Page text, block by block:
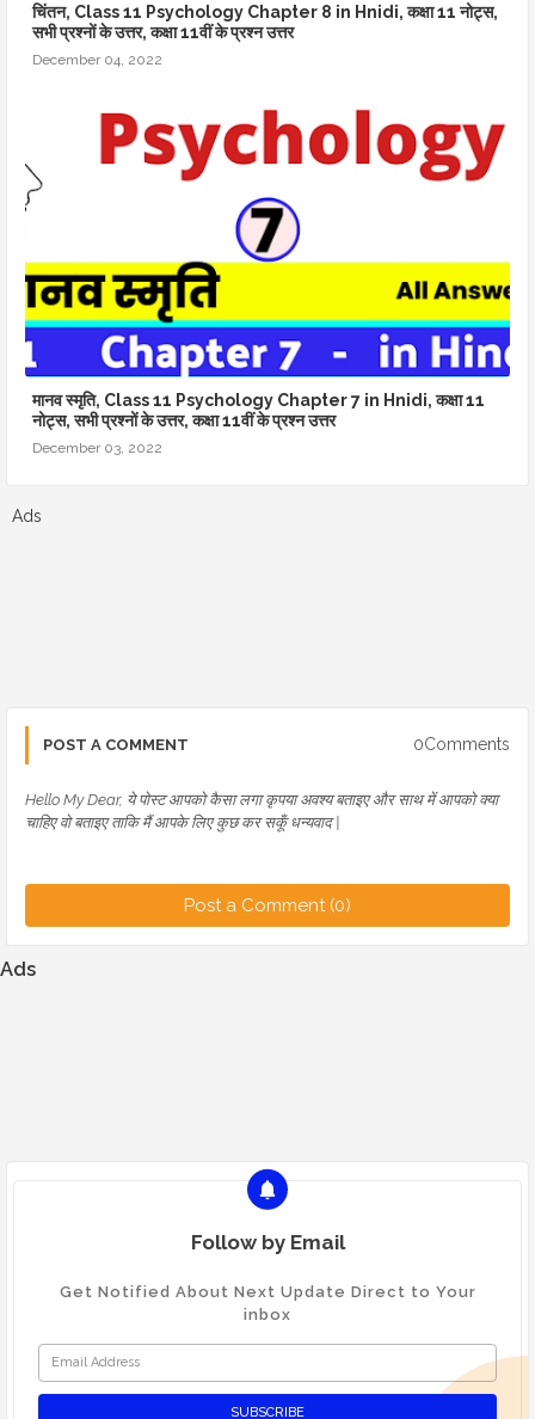
चिंतन, Class 11 Psychology Chapter 8 in Hnidi, कक्षा 11 नोट्स,
सभी प्रश्नों के उत्तर, कक्षा 11वीं के प्रश्न उत्तर
December 04, 2022
मानव स्मृति, Class 11 Psychology Chapter 7 in Hnidi, कक्षा 11
नोट्स, सभी प्रश्नों के उत्तर, कक्षा 11वीं के प्रश्न उत्तर
December 03, 2022
Ads
POST A COMMENT 0Comments
Hello My Dear, ये पोस्ट आपको कैसा लगा कृपया अवश्य बताइए और साथ में आपको क्या
चाहिए वो बताइए ताकि मैं आपके लिए कुछ कर सकूँ धन्यवाद |
Post a Comment (0)
Ads
Follow by Email
Get Notified About Next Update Direct to Your
inbox